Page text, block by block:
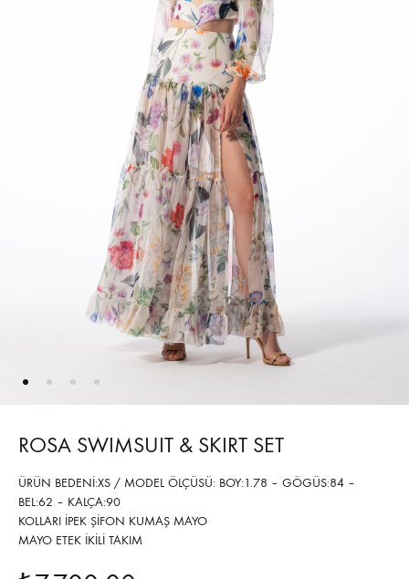
ROSA SWIMSUIT & SKIRT SET
ÜRÜN BEDENİ:XS / MODEL ÖLÇÜSÜ: BOY:1.78 – GÖGÜS:84 –
BEL:62 – KALÇA:90
KOLLARI İPEK ŞİFON KUMAŞ MAYO
MAYO ETEK İKİLİ TAKIM